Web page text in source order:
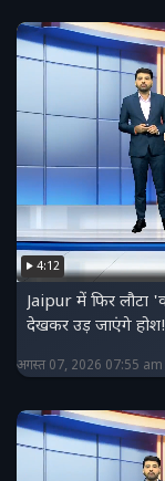
4:12
Jaipur में फिर लौटा
देखकर उड़ जाएंगे
अगस्त 07, 2026 07:55 am